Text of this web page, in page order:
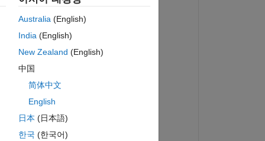
질문:
rezheen
2025년 5월 28일
댓글:
2025년 5월 28일
Australia(English)
India(English)
New Zealand (English)
中国
简体中文
English
日本 (日本語)
한국 (한국어)